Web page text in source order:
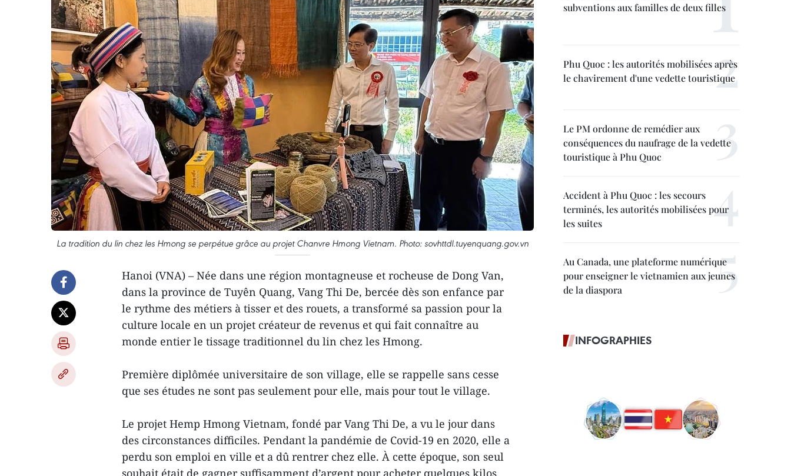
La tradition du lin chez les Hmong se perpétue grâce au projet Chanvre Hmong Vietnam. Photo: sovhttdl.tuyenquang.gov.vn
Hanoi (VNA) – Née dans une région montagneuse et rocheuse de Dong Van,
dans la province de Tuyên Quang, Vang Thi De, bercée dès son enfance par
le rythme des métiers à tisser et des rouets, a transformé sa passion pour la
culture locale en un projet créateur de revenus et qui fait connaître au
monde entier le tissage traditionnel du lin chez les Hmong.
Première diplômée universitaire de son village, elle se rappelle sans cesse
que ses études ne sont pas seulement pour elle, mais pour tout le village.
Le projet Hemp Hmong Vietnam, fondé par Vang Thi De, a vu le jour dans
des circonstances difficiles. Pendant la pandémie de Covid-19 en 2020, elle a
perdu son emploi en ville et a dû rentrer chez elle. À cette époque, son seul
souhait était de gagner suffisamment d’argent pour acheter quelques kilos
subventions aux familles de deux filles
Phu Quoc : les autorités mobilisées après
le chavirement d'une vedette touristique
Le PM ordonne de remédier aux
conséquences du naufrage de la vedette
touristique à Phu Quoc
Accident à Phu Quoc : les secours
terminés, les autorités mobilisées pour
les suites
Au Canada, une plateforme numérique
pour enseigner le vietnamien aux jeunes
de la diaspora
INFOGRAPHIES